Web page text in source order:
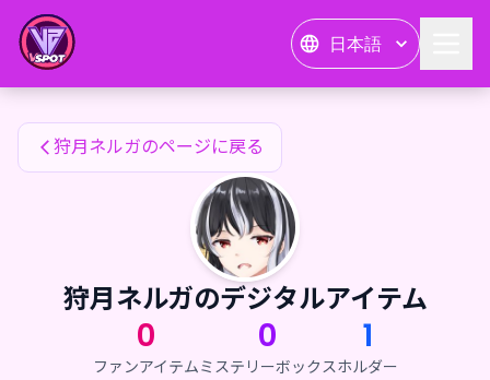
日本語
狩月ネルガのファンアイテム
狩月ネルガのページに戻る
狩月ネルガのデジタルアイテム
0
ファンアイテム
0
ミステリーボックス
1
ホルダー
狩月ネルガのファンアイテム — 24karat